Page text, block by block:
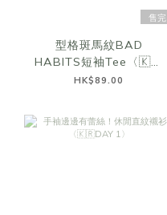
售完
型格斑馬紋BAD
HABITS短袖Tee〈🇰🇷
DAY 1〉
HK$89.00